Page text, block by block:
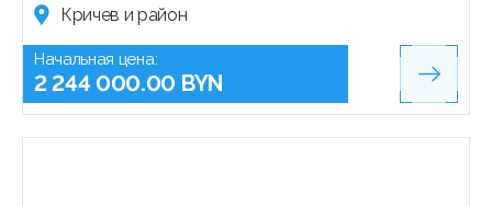
Кричев и район
Начальная цена:
2 244 000.00 BYN